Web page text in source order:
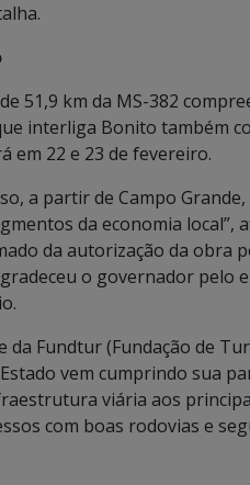
51,9 km da MS-382
interliga Bonito também
em 22 e 23 de fevereiro.
a partir de Campo
da economia local”,
da autorização da obra
o governador pelo
Fundtur (Fundação de
vem cumprindo sua
viária aos
com boas rodovias e